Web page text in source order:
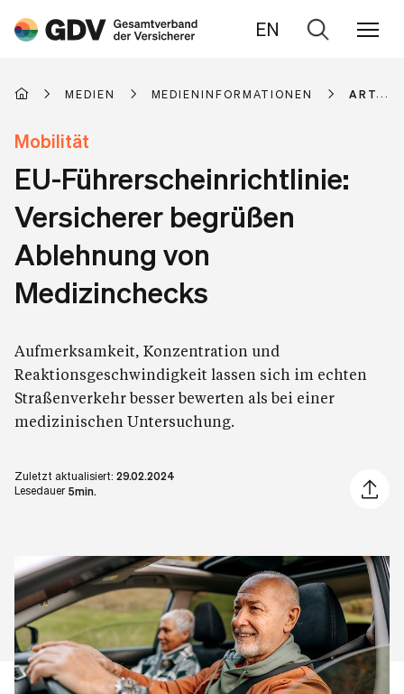
EN
Zur
MEDIEN MEDIENINFORMATIONEN
Mobilität
EU-Führerscheinrichtlinie:
Versicherer begrüßen
Ablehnung von
Medizinchecks
Aufmerksamkeit, Konzentration und
Reaktionsgeschwindigkeit lassen sich im echten
Straßenverkehr besser bewerten als bei einer
medizinischen Untersuchung.
Zuletzt aktualisiert: 29.02.2024
Lesedauer 5min.
Artikel